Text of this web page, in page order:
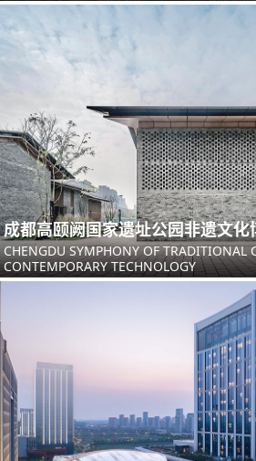
成都高颐阙国家遗址公园非遗文化
CHENGDU SYMPHONY OF TRADITIONAL
CONTEMPORARY TECHNOLOGY